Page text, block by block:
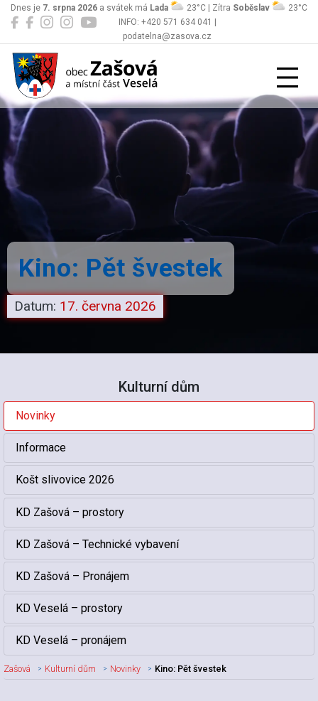
INFO: +420 571 634 041 |
podatelna@zasova.cz
Dnes je 7. srpna 2026 a svátek má Lada 23°C | Zítra Soběslav 23°C
Zašová
Kino: Pět švestek
Datum: 17. června 2026
Kulturní dům
Novinky
Informace
Košt slivovice 2026
KD Zašová – prostory
KD Zašová – Technické vybavení
KD Zašová – Pronájem
KD Veselá – prostory
KD Veselá – pronájem
Zašová Kulturní dům Novinky Kino: Pět švestek